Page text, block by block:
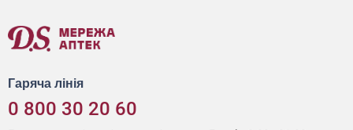
Гаряча лінія
0 800 30 20 60